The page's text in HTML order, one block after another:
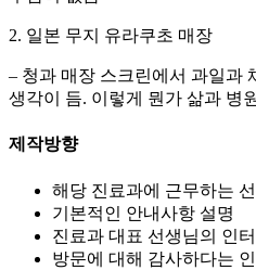
2. 일본 무지 유라쿠초 매장
– 청과 매장 스크린에서 과일과
생각이 듬. 이렇게 뭔가 삶과 병
제작방향
해당 진료과에 근무하는
기본적인 안내사항 설명
진료과 대표 선생님의 인
방문에 대해 감사하다는